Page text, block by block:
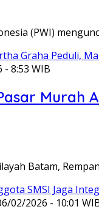
(PWI)
- 8:53 WIB
Murah
Batam,
02/2026 - 10:01